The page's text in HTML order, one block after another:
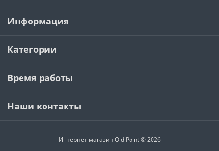
Информация
Категории
Время работы
Наши контакты
Интернет-магазин Old Point © 2026